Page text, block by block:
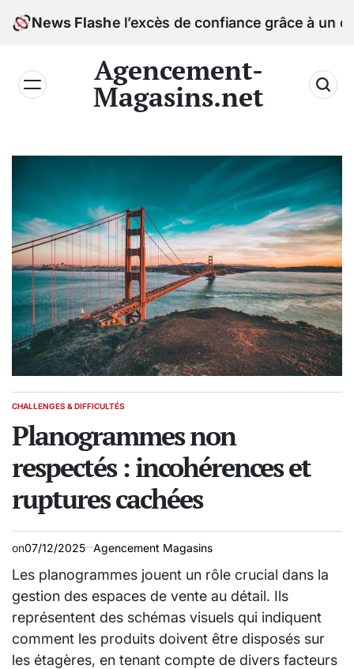
News Flash
de l’excès de confiance grâce à un
Agencement-
Magasins.net
POSTED
CHALLENGES & DIFFICULTÉS
Planogrammes non
respectés : incohérences et
ruptures cachées
on07/12/2025 Agencement Magasins
Les planogrammes jouent un rôle crucial dans la
gestion des espaces de vente au détail. Ils
représentent des schémas visuels qui indiquent
comment les produits doivent être disposés sur
les étagères, en tenant compte de divers facteurs